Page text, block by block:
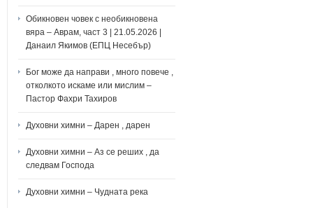
Обикновен човек с необикновена
вяра – Аврам, част 3 | 21.05.2026 |
Данаил Якимов (ЕПЦ Несебър)
Бог може да направи , много повече ,
отколкото искаме или мислим –
Пастор Фахри Тахиров
Духовни химни – Дарен , дарен
Духовни химни – Аз се реших , да
следвам Господа
Духовни химни – Чудната река